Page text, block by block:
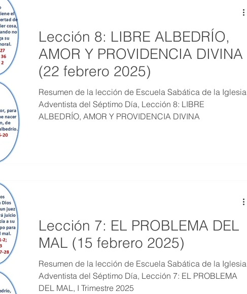
Lección 8: LIBRE ALBEDRÍO,
AMOR Y PROVIDENCIA DIVINA
(22 febrero 2025)
Resumen de la lección de Escuela Sabática de la Iglesia
Adventista del Séptimo Día, Lección 8: LIBRE
ALBEDRÍO, AMOR Y PROVIDENCIA DIVINA
Lección 7: EL PROBLEMA DEL
MAL (15 febrero 2025)
Resumen de la lección de Escuela Sabática de la Iglesia
Adventista del Séptimo Día, Lección 7: EL PROBLEMA
DEL MAL, I Trimestre 2025